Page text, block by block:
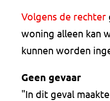
Volgens de rechter
woning alleen kan
kunnen worden
Geen gevaar
"In dit geval